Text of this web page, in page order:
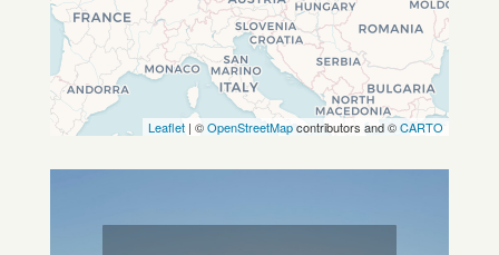
Leaflet | ©OpenStreetMapcontributors and ©CARTO